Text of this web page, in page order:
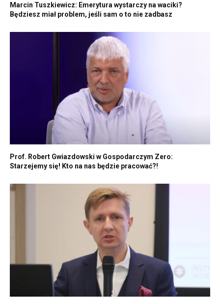
Marcin Tuszkiewicz: Emerytura wystarczy na waciki?
Będziesz miał problem, jeśli sam o to nie zadbasz
Prof. Robert Gwiazdowski w Gospodarczym Zero:
Starzejemy się! Kto na nas będzie pracować?!